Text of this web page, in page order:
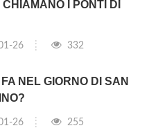
I PONTI DI
26 332
NEL GIORNO DI SAN
26 255